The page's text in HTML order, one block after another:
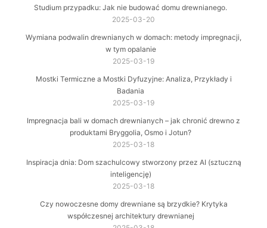
Studium przypadku: Jak nie budować domu drewnianego.
2025-03-20
Wymiana podwalin drewnianych w domach: metody impregnacji,
w tym opalanie
2025-03-19
Mostki Termiczne a Mostki Dyfuzyjne: Analiza, Przykłady i
Badania
2025-03-19
Impregnacja bali w domach drewnianych – jak chronić drewno z
produktami Bryggolia, Osmo i Jotun?
2025-03-18
Inspiracja dnia: Dom szachulcowy stworzony przez AI (sztuczną
inteligencję)
2025-03-18
Czy nowoczesne domy drewniane są brzydkie? Krytyka
współczesnej architektury drewnianej